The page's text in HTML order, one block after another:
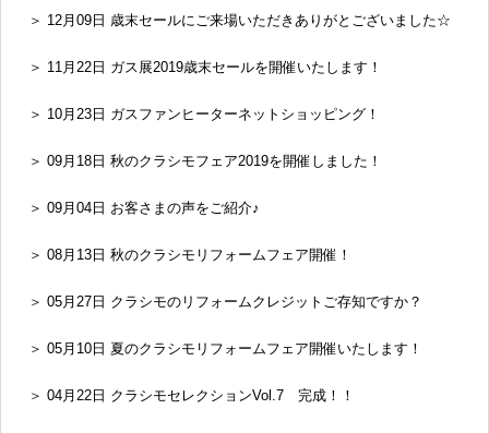
＞ 12月09日 歳末セールにご来場いただきありがとございました☆
＞ 11月22日 ガス展2019歳末セールを開催いたします！
＞ 10月23日 ガスファンヒーターネットショッピング！
＞ 09月18日 秋のクラシモフェア2019を開催しました！
＞ 09月04日 お客さまの声をご紹介♪
＞ 08月13日 秋のクラシモリフォームフェア開催！
＞ 05月27日 クラシモのリフォームクレジットご存知ですか？
＞ 05月10日 夏のクラシモリフォームフェア開催いたします！
＞ 04月22日 クラシモセレクションVol.7 完成！！